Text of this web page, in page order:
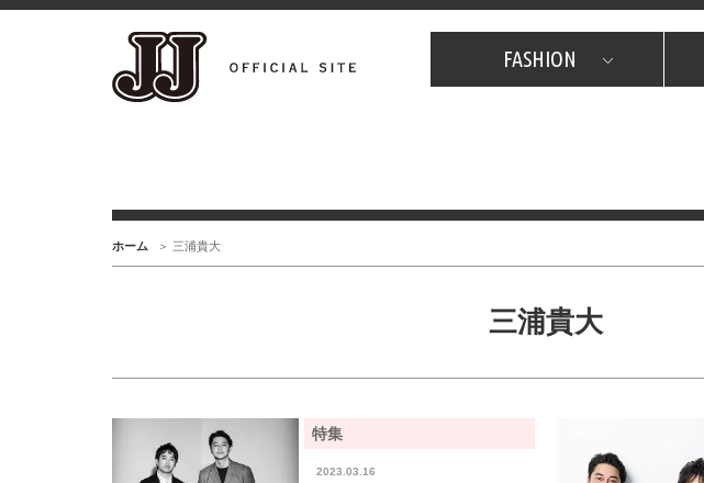
FASHION
ホーム 三浦貴大
三浦貴大
特集
2023.03.16